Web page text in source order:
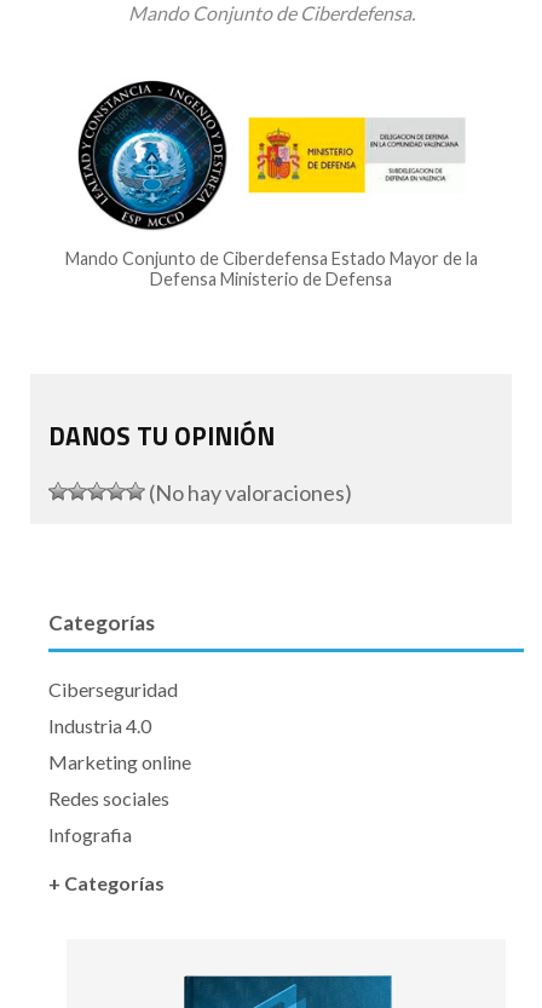
Mando Conjunto de Ciberdefensa.
Mando Conjunto de Ciberdefensa Estado Mayor de la
Defensa Ministerio de Defensa
DANOS TU OPINIÓN
(No hay valoraciones)
Categorías
Ciberseguridad
Industria 4.0
Marketing online
Redes sociales
Infografia
+ Categorías